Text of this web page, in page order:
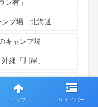
ン有」
ンプ場 北海道
キャンプ場
縄「川岸」
ンプができる
トップ サイドバー